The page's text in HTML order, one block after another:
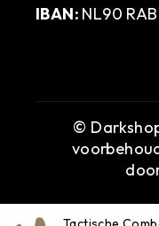
IBAN: NL90
©